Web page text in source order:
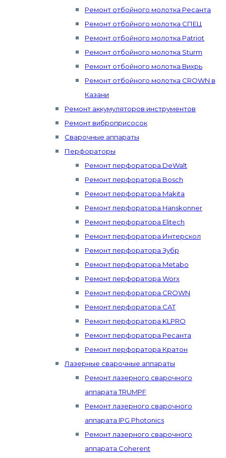
Ремонт отбойного молотка Ресанта
Ремонт отбойного молотка СПЕЦ
Ремонт отбойного молотка Patriot
Ремонт отбойного молотка Sturm
Ремонт отбойного молотка Вихрь
Ремонт отбойного молотка CROWN в
Казани
Ремонт аккумуляторов инструментов
Ремонт виброприсосок
Сварочные аппараты
Перфораторы
Ремонт перфоратора DeWalt
Ремонт перфоратора Bosch
Ремонт перфоратора Makita
Ремонт перфоратора Hanskonner
Ремонт перфоратора Elitech
Ремонт перфоратора Интерскол
Ремонт перфоратора Зубр
Ремонт перфоратора Metabo
Ремонт перфоратора Worx
Ремонт перфоратора CROWN
Ремонт перфоратора CAT
Ремонт перфоратора KLPRO
Ремонт перфоратора Ресанта
Ремонт перфоратора Кратон
Лазерные сварочные аппараты
Ремонт лазерного сварочного
аппарата TRUMPF
Ремонт лазерного сварочного
аппарата IPG Photonics
Ремонт лазерного сварочного
аппарата Coherent